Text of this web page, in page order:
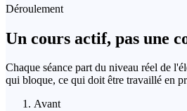
Déroulement
Un cours actif, pas une
Chaque séance part du niveau réel de
qui bloque, ce qui doit être travaillé en
Avant